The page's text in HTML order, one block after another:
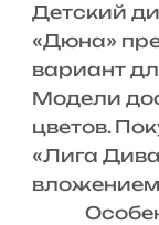
Детский
«Дюна»
вариант
Модели
цветов.
«Лига
вложением